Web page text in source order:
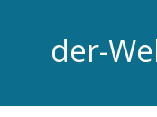
der-